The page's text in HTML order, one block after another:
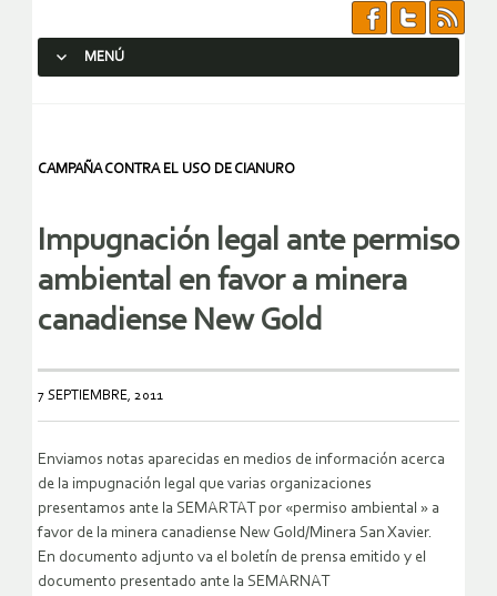
MENÚ
CAMPAÑA CONTRA EL USO DE CIANURO
Impugnación legal ante permiso
ambiental en favor a minera
canadiense New Gold
7 SEPTIEMBRE, 2011
Enviamos notas aparecidas en medios de información acerca
de la impugnación legal que varias organizaciones
presentamos ante la SEMARTAT por «permiso ambiental » a
favor de la minera canadiense New Gold/Minera San Xavier.
En documento adjunto va el boletín de prensa emitido y el
documento presentado ante la SEMARNAT